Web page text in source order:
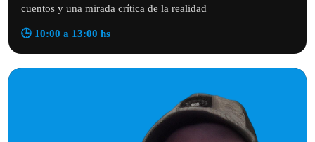
cuentos y una mirada crítica de la realidad
🕒 10:00 a 13:00 hs